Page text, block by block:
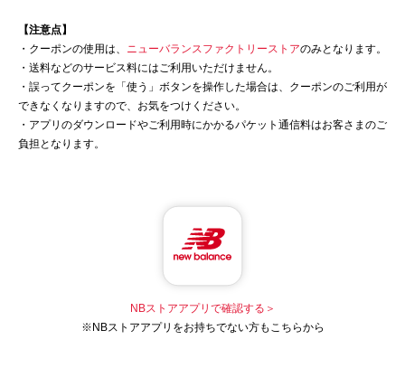
【注意点】
・クーポンの使用は、 ニューバランスファクトリーストアのみとなります。
・送料などのサービス料にはご利用いただけません。
・誤ってクーポンを「使う」ボタンを操作した場合は、クーポンのご利用が
できなくなりますので、お気をつけください。
・アプリのダウンロードやご利用時にかかるパケット通信料はお客さまのご
負担となります。
NBストアアプリで確認する＞
※NBストアアプリをお持ちでない方もこちらから